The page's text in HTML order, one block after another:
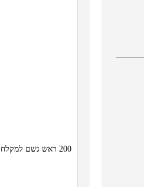
200 ראש גשם למקלחת